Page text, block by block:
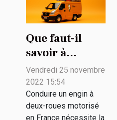
Que faut-il
savoir à
propos de
l’assurance
jeune
conducteur A2
Vendredi 25 novembre
2022 15:54
Conduire un engin à
deux-roues motorisé
en France nécessite la